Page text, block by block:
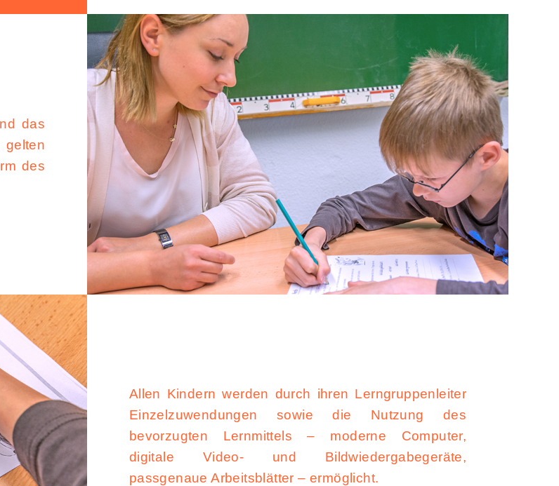
das
gelten
des
Allen Kindern werden durch ihren Lerngruppenleiter
Einzelzuwendungen sowie die Nutzung des
bevorzugten Lernmittels – moderne Computer,
digitale Video- und Bildwiedergabegeräte,
passgenaue Arbeitsblätter – ermöglicht.